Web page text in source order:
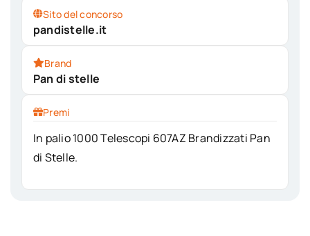
Sito del concorso
pandistelle.it
Brand
Pan di stelle
Premi
In palio 1000 Telescopi 607AZ Brandizzati Pan
di Stelle.